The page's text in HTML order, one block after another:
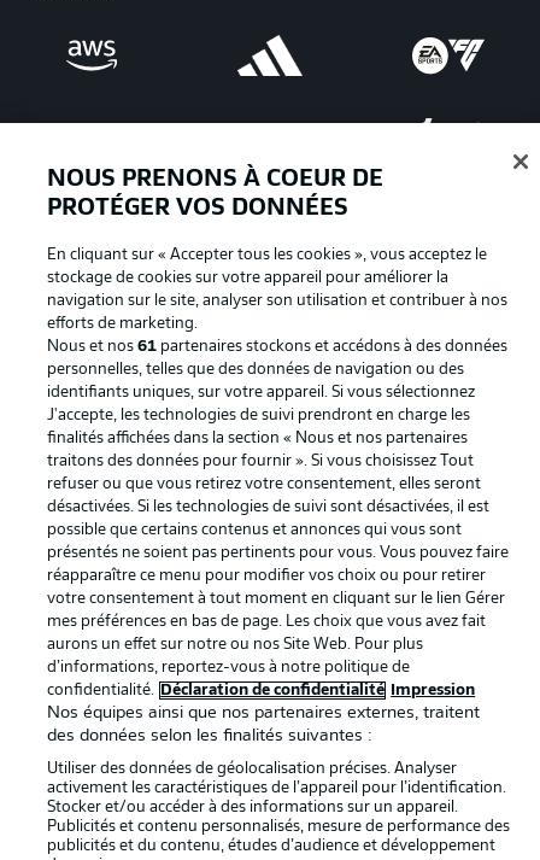
La publicité Conditions d’utilisation des
services
Mentions Légales Gérer mes préférences
Déclaration de
confidentialité
Diffuseurs
Travaux Contact
Impression Joueurs
Choisissez votre langue
Français
NOUS PRENONS À COEUR DE
PROTÉGER VOS DONNÉES
En cliquant sur « Accepter tous les cookies », vous acceptez le
stockage de cookies sur votre appareil pour améliorer la
navigation sur le site, analyser son utilisation et contribuer à nos
efforts de marketing.
Nous et nos61 partenaires stockons et accédons à des données
personnelles, telles que des données de navigation ou des
identifiants uniques, sur votre appareil. Si vous sélectionnez
J'accepte, les technologies de suivi prendront en charge les
finalités affichées dans la section « Nous et nos partenaires
traitons des données pour fournir ». Si vous choisissez Tout
refuser ou que vous retirez votre consentement, elles seront
désactivées. Si les technologies de suivi sont désactivées, il est
possible que certains contenus et annonces qui vous sont
présentés ne soient pas pertinents pour vous. Vous pouvez faire
réapparaître ce menu pour modifier vos choix ou pour retirer
votre consentement à tout moment en cliquant sur le lien Gérer
mes préférences en bas de page. Les choix que vous avez fait
aurons un effet sur notre ou nos Site Web. Pour plus
d’informations, reportez-vous à notre politique de
confidentialité.
Déclaration de confidentialité Impression
Nos équipes ainsi que nos partenaires externes, traitent
des données selon les finalités suivantes :
Utiliser des données de géolocalisation précises. Analyser
activement les caractéristiques de l’appareil pour l’identification.
Stocker et/ou accéder à des informations sur un appareil.
Publicités et contenu personnalisés, mesure de performance des
publicités et du contenu, études d’audience et développement